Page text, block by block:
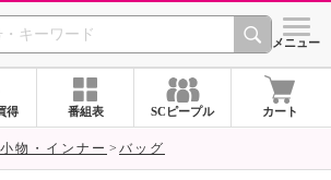
SHOP CHANNEL シメニュー
得 番組表 SCピープル カート
物・インナー バッグ